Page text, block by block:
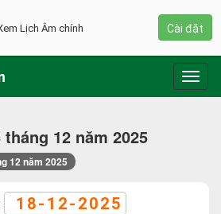
12 năm 2025
12 năm 2025
18-12-2025
Lịch Âm chính
Cài đặt